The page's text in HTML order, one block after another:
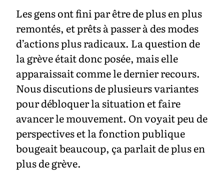
Les gens ont fini par être de plus en plus
remontés, et prêts à passer à des modes
d’actions plus radicaux. La question de
la grève était donc posée, mais elle
apparaissait comme le dernier recours.
Nous discutions de plusieurs variantes
pour débloquer la situation et faire
avancer le mouvement. On voyait peu de
perspectives et la fonction publique
bougeait beaucoup, ça parlait de plus en
plus de grève.